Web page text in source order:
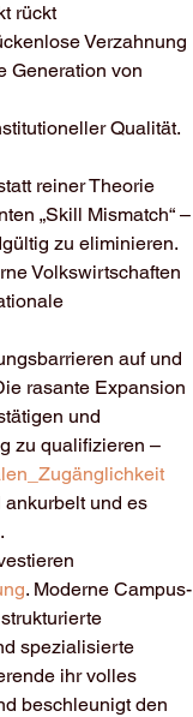
rückt
Verzahnung
Generation von
Qualität.
reiner Theorie
„Skill Mismatch“ –
zu eliminieren.
Volkswirtschaften
auf und
rasante Expansion
und
zu qualifizieren –
und es
. Moderne Campus-
spezialisierte
ihr volles
beschleunigt den